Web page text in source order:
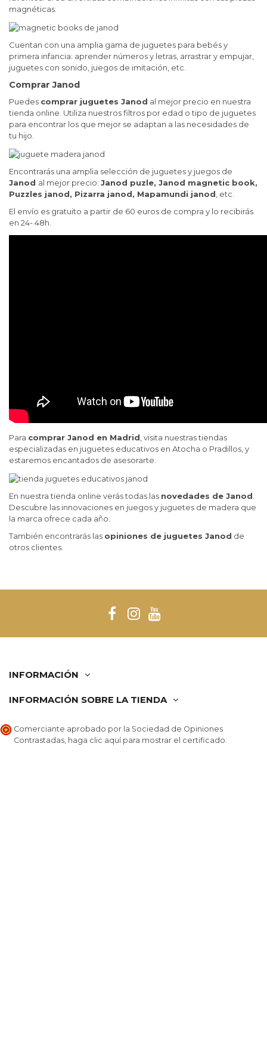
magnéticas.
Cuentan con una amplia gama de juguetes para bebés y
primera infancia: aprender números y letras, arrastrar y empujar,
juguetes con sonido, juegos de imitación, etc.
Comprar Janod
Puedes comprar juguetes Janod al mejor precio en nuestra
tienda online. Utiliza nuestros filtros por edad o tipo de juguetes
para encontrar los que mejor se adaptan a las necesidades de
tu hijo.
Encontrarás una amplia selección de juguetes y juegos de
Janod al mejor precio: Janod puzle, Janod magnetic book,
Puzzles janod, Pizarra janod, Mapamundi janod , etc.
El envío es gratuito a partir de 60 euros de compra y lo recibirás
en 24- 48h.
Para comprar Janod en Madrid , visita nuestras tiendas
especializadas en juguetes educativos en Atocha o Pradillos, y
estaremos encantados de asesorarte.
En nuestra tienda online verás todas las novedades de Janod
Descubre las innovaciones en juegos y juguetes de madera que
la marca ofrece cada año.
También encontrarás las opiniones de juguetes Janod de
otros clientes.
INFORMACIÓN
INFORMACIÓN SOBRE LA TIENDA
Comerciante aprobado por la Sociedad de Opiniones
Contrastadas, haga clic aquí para mostrar el certificado.